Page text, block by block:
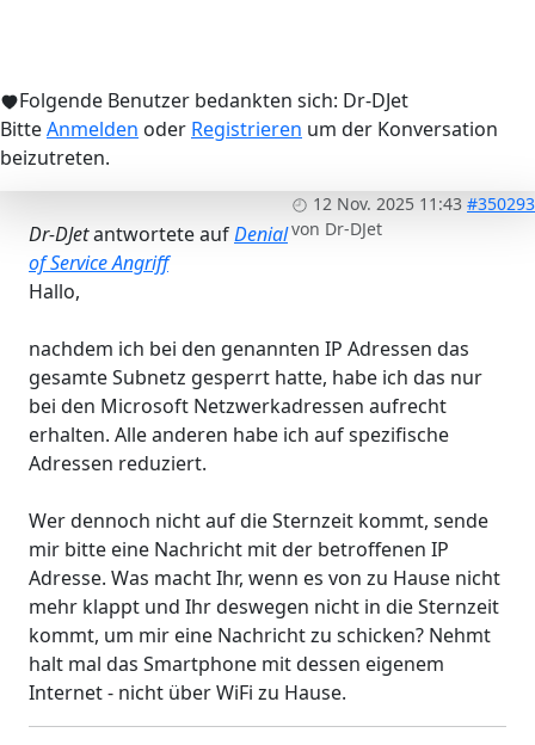
Folgende Benutzer bedankten sich: Dr-DJet
BitteAnmelden oder Registrieren um der Konversation
beizutreten.
12 Nov. 2025 11:43 #350293
von Dr-DJet
Dr-DJetantwortete aufDenial
of Service Angriff
Hallo,
nachdem ich bei den genannten IP Adressen das
gesamte Subnetz gesperrt hatte, habe ich das nur
bei den Microsoft Netzwerkadressen aufrecht
erhalten. Alle anderen habe ich auf spezifische
Adressen reduziert.
Wer dennoch nicht auf die Sternzeit kommt, sende
mir bitte eine Nachricht mit der betroffenen IP
Adresse. Was macht Ihr, wenn es von zu Hause nicht
mehr klappt und Ihr deswegen nicht in die Sternzeit
kommt, um mir eine Nachricht zu schicken? Nehmt
halt mal das Smartphone mit dessen eigenem
Internet - nicht über WiFi zu Hause.